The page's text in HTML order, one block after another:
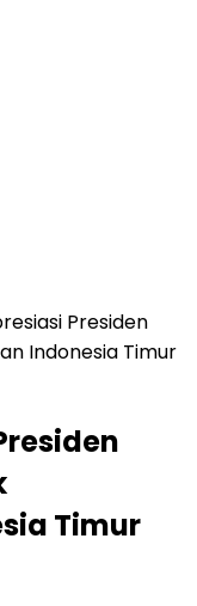
Presiden
Indonesia Timur
Timur